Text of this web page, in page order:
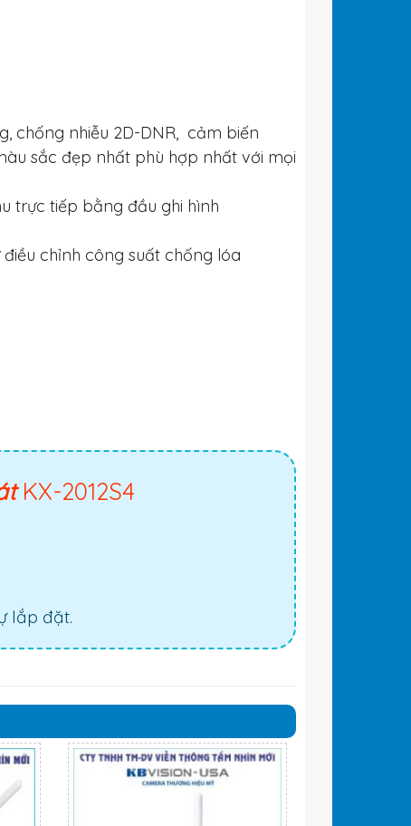
chống nhiễu 2D-DNR, cảm biến
sắc đẹp nhất phù hợp nhất với mọi
trực tiếp bằng đầu ghi hình
chỉnh công suất chống lóa
KX-2012S4
lắp đặt.